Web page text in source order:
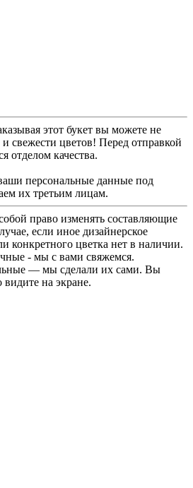
этот букет вы можете не
и свежести цветов! Перед отправкой
отделом качества.
персональные данные под
их третьим лицам.
право изменять составляющие
если иное дизайнерское
конкретного цветка нет в наличии.
- мы с вами свяжемся.
— мы сделали их сами. Вы
на экране.